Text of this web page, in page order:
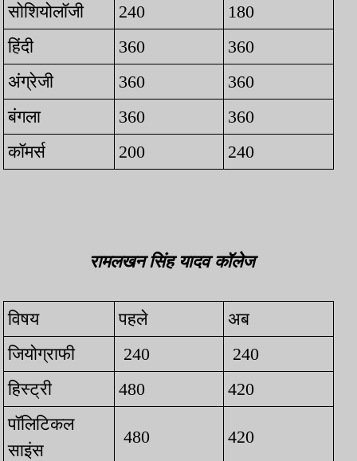
सोशियोलॉजी 240
180
हिंदी
360
360
अंग्रेजी
360
360
बंगला
360
360
कॉमर्स
200 240
रामलखन सिंह यादव कॉलेज
विषय पहले
अब
जियोग्राफी
240
240
हिस्ट्री
480
420
पॉलिटिकल
साइंस
480 420